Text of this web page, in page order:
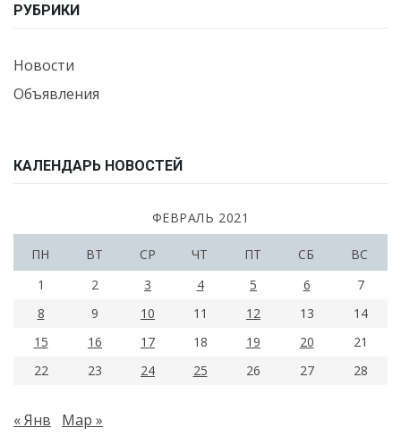
РУБРИКИ
Новости
Объявления
КАЛЕНДАРЬ НОВОСТЕЙ
ФЕВРАЛЬ 2021
ПН ВТ СР ЧТ ПТ СБ
ВС
1
2 3 4 5 6
7
8
9 10 11 12 13
14
15
16 17 18 19 20
21
22
23 24 25 26 27 28
« Янв Мар »